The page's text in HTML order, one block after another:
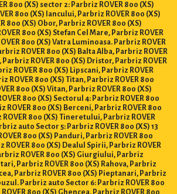
800 (XS) sector 2: Parbriz ROVER 800 (XS)
800 (XS) Iancului, Parbriz ROVER 800 (XS)
800 (XS) Obor, Parbriz ROVER 800 (XS)
800 (XS) Stefan Cel Mare, Parbriz ROVER
800 (XS) Vatra Luminoasa. Parbriz ROVER
ROVER 800 (XS) Balta Alba, Parbriz ROVER
ROVER 800 (XS) Dristor, Parbriz ROVER
ROVER 800 (XS) Lipscani, Parbriz ROVER
ROVER 800 (XS) Titan, Parbriz ROVER 800
800 (XS) Vitan, Parbriz ROVER 800 (XS)
800 (XS) Sectorul 4: Parbriz ROVER 800
ROVER 800 (XS) Berceni, Parbriz ROVER 800
800 (XS) Tineretului, Parbriz ROVER
auto Sector 5: Parbriz ROVER 800 (XS) 13
800 (XS) Panduri, Parbriz ROVER 800
ROVER 800 (XS) Dealul Spirii, Parbriz ROVER
ROVER 800 (XS) Giurgiului, Parbriz
Parbriz ROVER 800 (XS) Rahova, Parbriz
Parbriz ROVER 800 (XS) Pieptanari, Parbriz
Parbriz auto Sector 6: Parbriz ROVER 800